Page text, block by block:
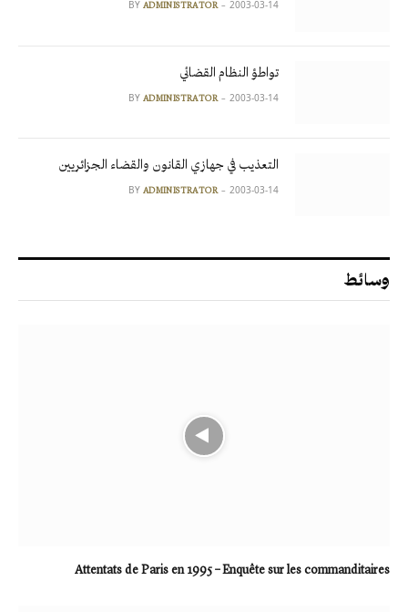
BY ADMINISTRATOR 2003-03-14
تواطؤ النظام القضائي
BY ADMINISTRATOR 2003-03-14
التعذيب في جهازي القانون والقضاء الجزائريين
BY ADMINISTRATOR 2003-03-14
وسائط
Attentats de Paris en 1995 – Enquête sur les commanditaires